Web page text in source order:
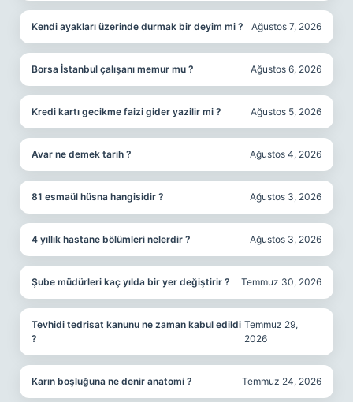
Kendi ayakları üzerinde durmak bir deyim mi ? Ağustos 7, 2026
Borsa İstanbul çalışanı memur mu ? Ağustos 6, 2026
Kredi kartı gecikme faizi gider yazilir mi ? Ağustos 5, 2026
Avar ne demek tarih ? Ağustos 4, 2026
81 esmaül hüsna hangisidir ? Ağustos 3, 2026
4 yıllık hastane bölümleri nelerdir ? Ağustos 3, 2026
Şube müdürleri kaç yılda bir yer değiştirir ? Temmuz 30, 2026
Tevhidi tedrisat kanunu ne zaman kabul edildi
?
Temmuz 29,
2026
Karın boşluğuna ne denir anatomi ? Temmuz 24, 2026